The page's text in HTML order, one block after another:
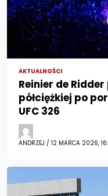
AKTUALNOŚCI
Reinier de
półciężkiej po
UFC 326
ANDRZEJ / 12 MARCA 2026,